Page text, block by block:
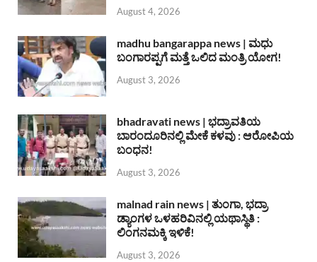
August 4, 2026
madhu bangarappa news | ಮಧು
ಬಂಗಾರಪ್ಪಗೆ ಮತ್ತೆ ಒಲಿದ ಮಂತ್ರಿ ಯೋಗ!
August 3, 2026
bhadravati news | ಭದ್ರಾವತಿಯ
ಬಾರಂದೂರಿನಲ್ಲಿ ಮೇಕೆ ಕಳವು : ಆರೋಪಿಯ
ಬಂಧನ!
August 3, 2026
malnad rain news | ತುಂಗಾ, ಭದ್ರಾ
ಡ್ಯಾಂಗಳ ಒಳಹರಿವಿನಲ್ಲಿ ಯಥಾಸ್ಥಿತಿ :
ಲಿಂಗನಮಕ್ಕಿ ಇಳಿಕೆ!
August 3, 2026